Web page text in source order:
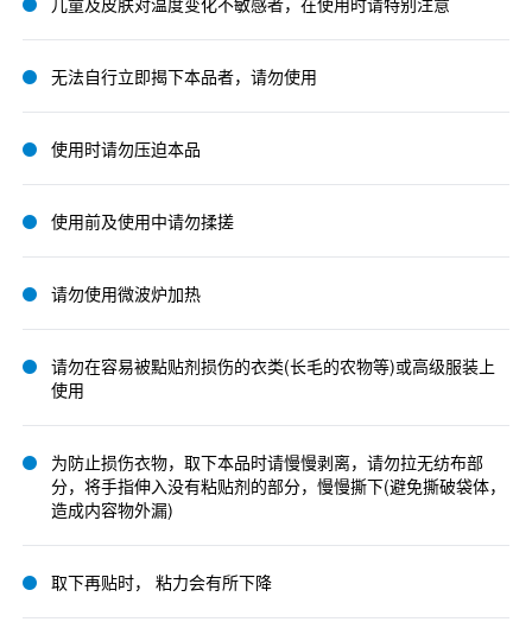
无法自行立即揭下本品者，请勿使用
使用时请勿压迫本品
使用前及使用中请勿揉搓
请勿使用微波炉加热
请勿在容易被點贴剂损伤的衣类(长毛的农物等)或高级服装上
使用
为防止损伤衣物，取下本品时请慢慢剥离，请勿拉无纺布部
分，将手指伸入没有粘贴剂的部分，慢慢撕下(避免撕破袋体，
造成内容物外漏)
取下再贴时， 粘力会有所下降